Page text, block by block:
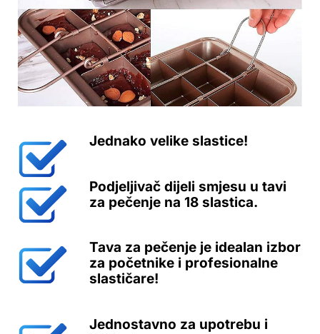
Jednako velike slastice!
Podjeljivač dijeli smjesu u tavi
za pečenje na 18 slastica.
Tava za pečenje je idealan izbor
za početnike i profesionalne
slastičare!
Jednostavno za upotrebu i